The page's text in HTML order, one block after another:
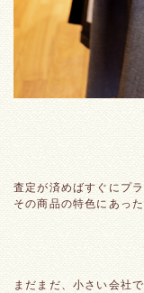
査定が済めばすぐにプ
その商品の特色にあっ
まだまだ、小さい会社